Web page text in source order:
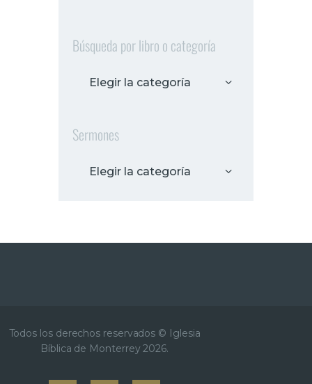
Búsqueda por libro o categoría
Sermones
Todos los derechos reservados © Iglesia
Bíblica de Monterrey 2026.